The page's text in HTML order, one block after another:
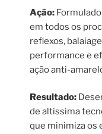
Ação:
em todos os
reflexos,
performance e
ação anti-
Resultado:
de altíssima
que minimiza os